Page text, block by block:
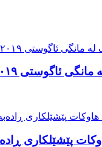
ئاگوستی ٢٠١٩
پێشێلکاری